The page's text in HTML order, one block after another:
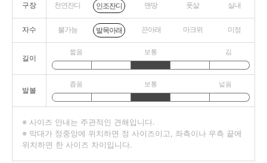
구장 천연잔디 인조잔디 맨땅 풋살 실내
자수 불가능 발목아래 끈아래 마크위 미정
길이
짧음 보통 김
발볼
좁음 보통 넓음
※ 사이즈 안내는 주관적인 견해입니다.
※ 막대가 정중앙에 위치하면 정 사이즈이고, 좌측이나 우측 끝에
위치하면 한 사이즈 차이입니다.